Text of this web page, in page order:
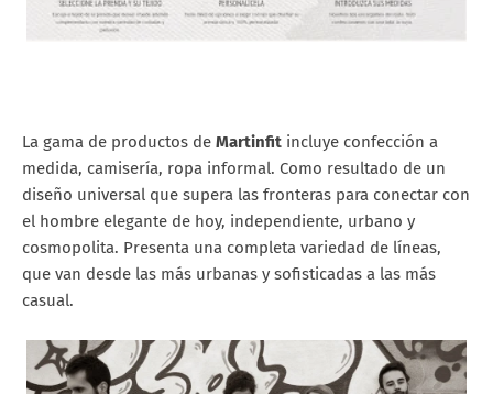
La gama de productos de Martinfit incluye confección a
medida, camisería, ropa informal. Como resultado de un
diseño universal que supera las fronteras para conectar con
el hombre elegante de hoy, independiente, urbano y
cosmopolita. Presenta una completa variedad de líneas,
que van desde las más urbanas y sofisticadas a las más
casual.